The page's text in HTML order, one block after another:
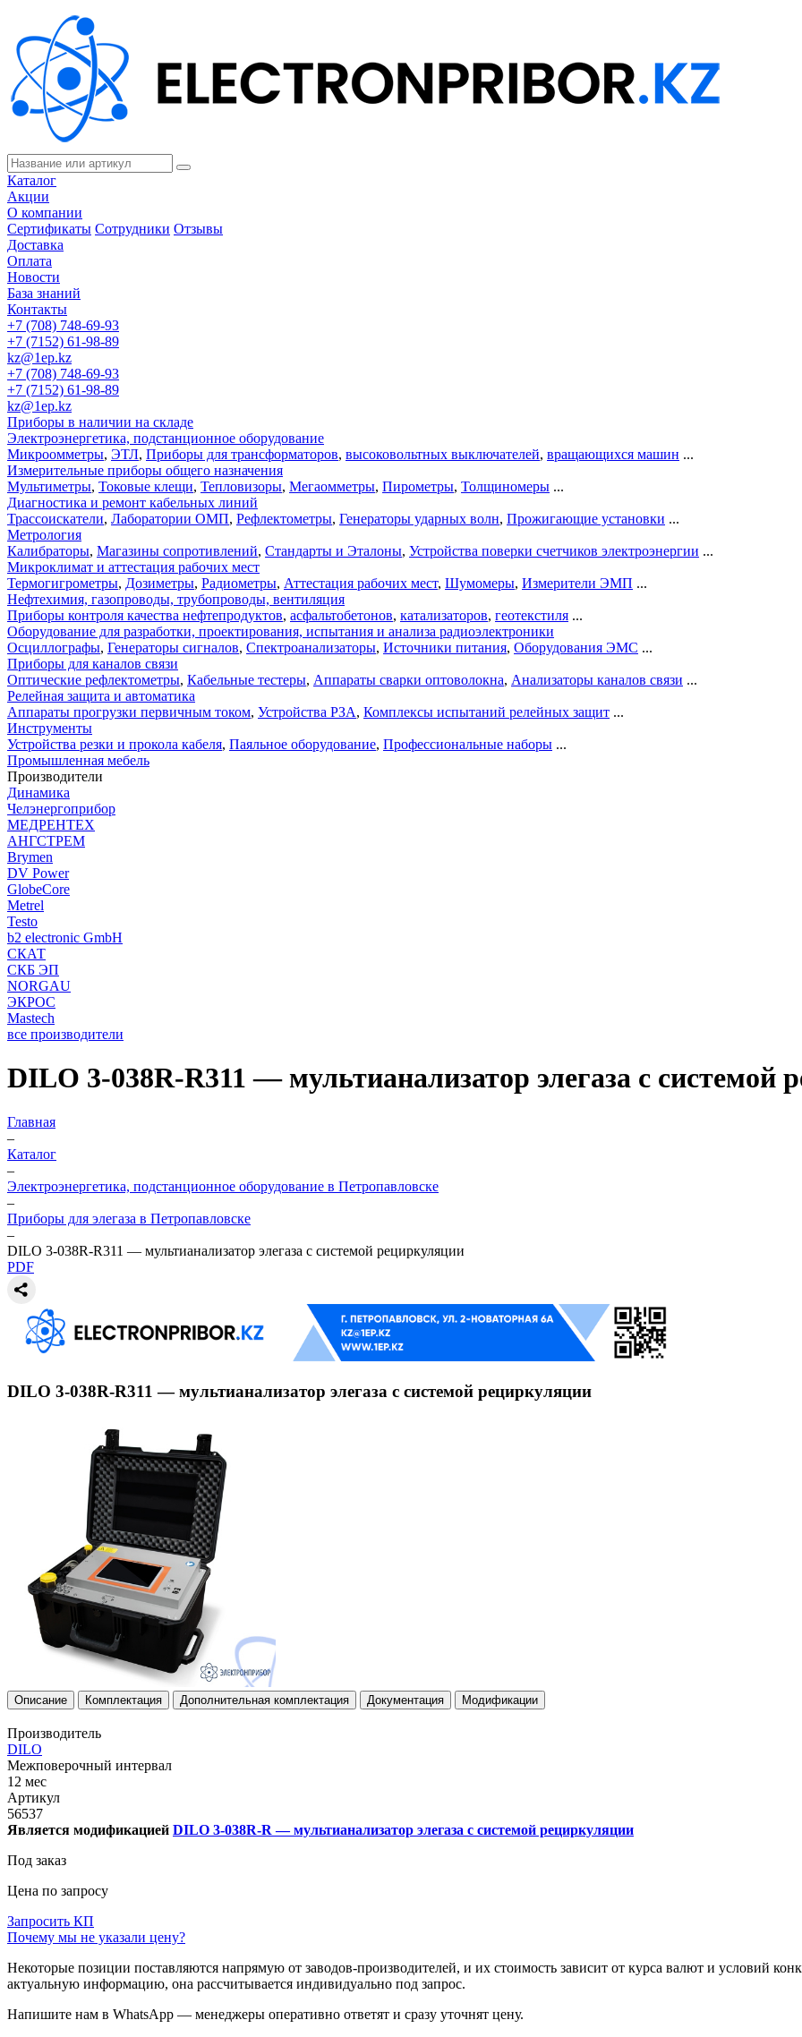
Каталог
Акции
О компании
Сертификаты Сотрудники Отзывы
Доставка
Оплата
Новости
База знаний
Контакты
+7 (708) 748-69-93
+7 (7152) 61-98-89
kz@1ep.kz
+7 (708) 748-69-93
+7 (7152) 61-98-89
kz@1ep.kz
Приборы в наличии на складе
Электроэнергетика, подстанционное оборудование
Микроомметры, ЭТЛ, Приборы для трансформаторов, высоковольтных выключателей, вращающихся машин ...
Измерительные приборы общего назначения
Мультиметры, Токовые клещи, Тепловизоры, Мегаомметры, Пирометры, Толщиномеры ...
Диагностика и ремонт кабельных линий
Трассоискатели, Лаборатории ОМП, Рефлектометры, Генераторы ударных волн, Прожигающие установки ...
Метрология
Калибраторы, Магазины сопротивлений, Стандарты и Эталоны, Устройства поверки счетчиков электроэнергии ...
Микроклимат и аттестация рабочих мест
Термогигрометры, Дозиметры, Радиометры, Аттестация рабочих мест, Шумомеры, Измерители ЭМП ...
Нефтехимия, газопроводы, трубопроводы, вентиляция
Приборы контроля качества нефтепродуктов, асфальтобетонов, катализаторов, геотекстиля ...
Оборудование для разработки, проектирования, испытания и анализа радиоэлектроники
Осциллографы, Генераторы сигналов, Спектроанализаторы, Источники питания, Оборудования ЭМС ...
Приборы для каналов связи
Оптические рефлектометры, Кабельные тестеры, Аппараты сварки оптоволокна, Анализаторы каналов связи ...
Релейная защита и автоматика
Аппараты прогрузки первичным током, Устройства РЗА, Комплексы испытаний релейных защит ...
Инструменты
Устройства резки и прокола кабеля, Паяльное оборудование, Профессиональные наборы ...
Промышленная мебель
Производители
Динамика
Челэнергоприбор
МЕДРЕНТЕХ
АНГСТРЕМ
Brymen
DV Power
GlobeCore
Metrel
Testo
b2 electronic GmbH
СКАТ
СКБ ЭП
NORGAU
ЭКРОС
Mastech
все производители
DILO 3-038R-R311 — мультианализатор элегаза с системой
Главная
–
Каталог
–
Электроэнергетика, подстанционное оборудование в Петропавловске
–
Приборы для элегаза в Петропавловске
–
DILO 3-038R-R311 — мультианализатор элегаза с системой рециркуляции
PDF
DILO 3-038R-R311 — мультианализатор элегаза с системой рециркуляции
Описание Комплектация Дополнительная комплектация Документация Модификации
Производитель
DILO
Межповерочный интервал
12 мес
Артикул
56537
Является модификацией DILO 3-038R-R — мультианализатор элегаза с системой рециркуляции
Под заказ
Цена по запросу
Запросить КП
Почему мы не указали цену?
Некоторые позиции поставляются напрямую от заводов-производителей, и их стоимость зависит от курса валют и условий
актуальную информацию, она рассчитывается индивидуально под запрос.
Напишите нам в WhatsApp — менеджеры оперативно ответят и сразу уточнят цену.